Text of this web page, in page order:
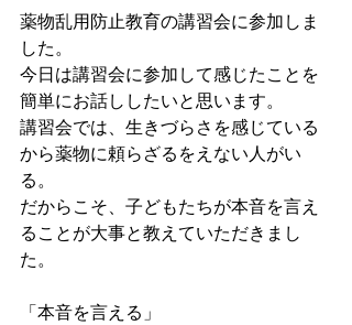
薬物乱用防止教育の講習会に参加しま
した。
今日は講習会に参加して感じたことを
簡単にお話ししたいと思います。
講習会では、生きづらさを感じている
から薬物に頼らざるをえない人がい
る。
だからこそ、子どもたちが本音を言え
ることが大事と教えていただきまし
た。
「本音を言える」